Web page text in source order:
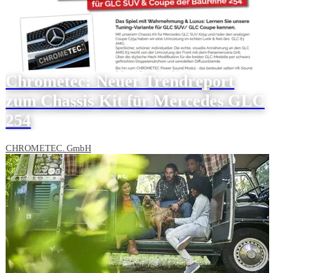
Chrometec: Neuer Trendreport
zum Chassis Kit für Mercedes GLC
254
CHROMETEC. GmbH